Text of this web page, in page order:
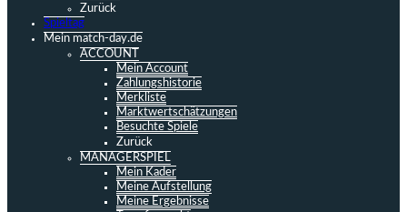
Zurück
Spieltag
Mein match-day.de
ACCOUNT
Mein Account
Zahlungshistorie
Merkliste
Marktwertschätzungen
Besuchte Spiele
Zurück
MANAGERSPIEL
Mein Kader
Meine Aufstellung
Meine Ergebnisse